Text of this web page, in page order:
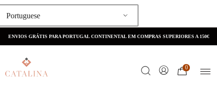
Portuguese
ENVIOS GRÁTIS PARA PORTUGAL CONTINENTAL EM COMPRAS SUPERIORES A 150€
0